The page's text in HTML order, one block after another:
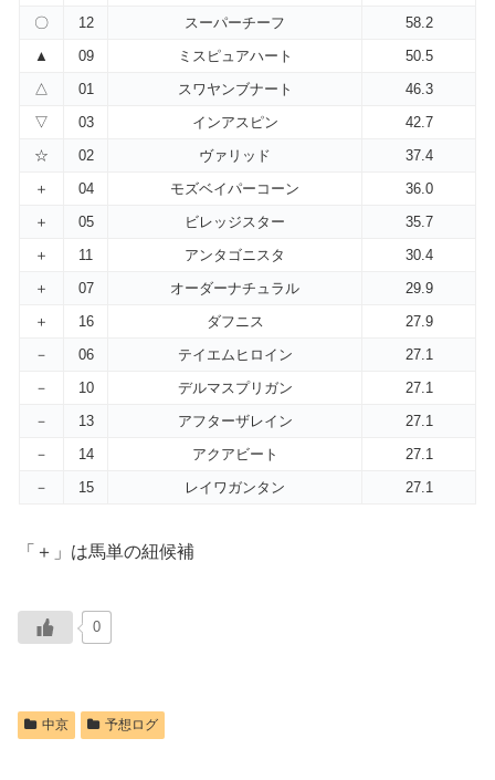
〇
12 スーパーチーフ
58.2
▲
09 ミスピュアハート
50.5
△
01 スワヤンブナート
46.3
▽
03 インアスピン
42.7
☆
02 ヴァリッド
37.4
＋
04 モズベイパーコーン
36.0
＋
05 ビレッジスター
35.7
＋
11 アンタゴニスタ
30.4
＋
07 オーダーナチュラル
29.9
＋
16 ダフニス
27.9
－
06 テイエムヒロイン
27.1
－
10 デルマスプリガン
27.1
－
13 アフターザレイン
27.1
－
14 アクアビート
27.1
－
15 レイワガンタン 27.1
「＋」は馬単の紐候補
0
中京 予想ログ